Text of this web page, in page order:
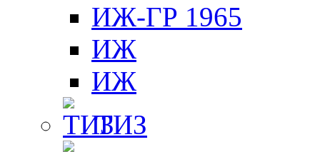
ИЖ-ГР 1965
ИЖ
ИЖ
ТИЗ